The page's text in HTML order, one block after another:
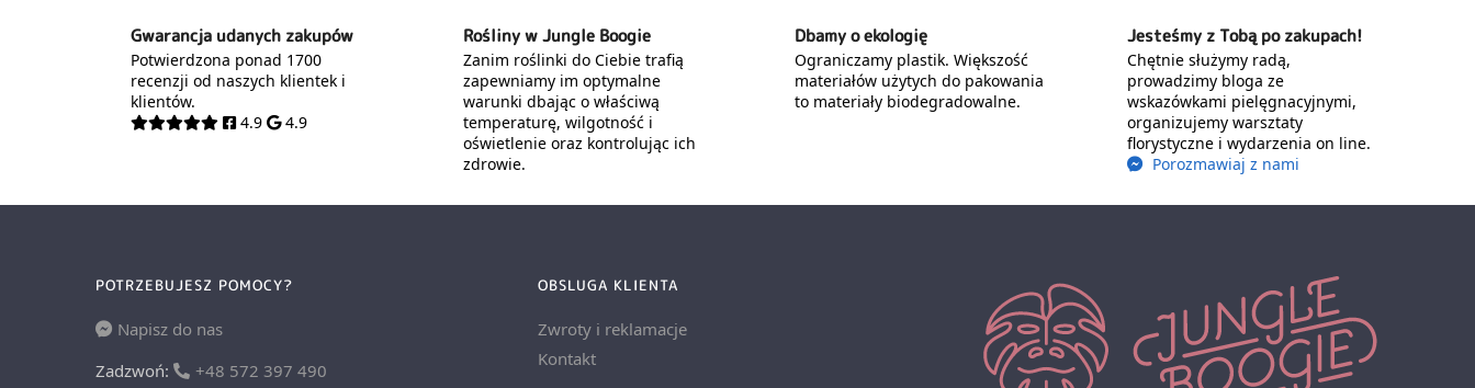
Gwarancja udanych zakupów
Potwierdzona ponad 1700
recenzji od naszych klientek i
klientów.
4.9
4.9
Rośliny w Jungle Boogie
Zanim roślinki do Ciebie trafią
zapewniamy im optymalne
warunki dbając o właściwą
temperaturę, wilgotność i
oświetlenie oraz kontrolując ich
zdrowie.
Dbamy o ekologię
Ograniczamy plastik. Większość
materiałów użytych do pakowania
to materiały biodegradowalne.
Jesteśmy z Tobą po zakupach!
Chętnie służymy radą,
prowadzimy bloga ze
wskazówkami pielęgnacyjnymi,
organizujemy warsztaty
florystyczne i wydarzenia on line.
Porozmawiaj z nami
POTRZEBUJESZ POMOCY?
Napisz do nas
Zadzwoń:
+48 572 397 490
OBSLUGA KLIENTA
Zwroty i reklamacje
Kontakt